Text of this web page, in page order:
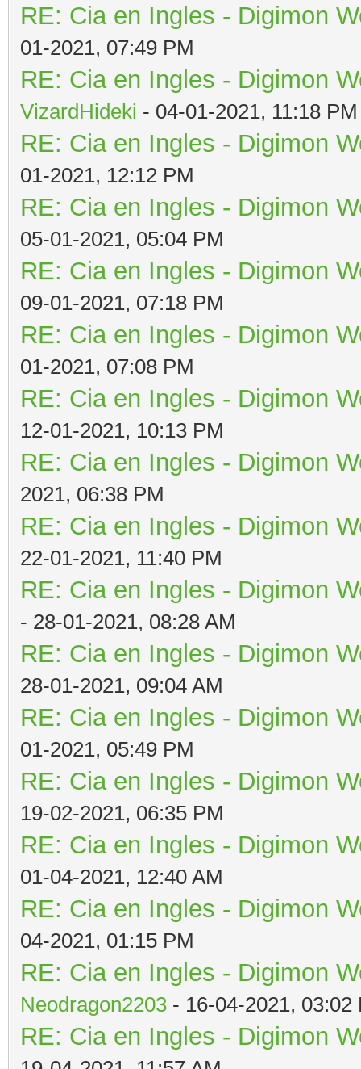
RE: Cia en Ingles - Digimon
01-2021, 07:49 PM
RE: Cia en Ingles - Digimon
VizardHideki - 04-01-2021, 11:18 PM
RE: Cia en Ingles - Digimon
01-2021, 12:12 PM
RE: Cia en Ingles - Digimon
05-01-2021, 05:04 PM
RE: Cia en Ingles - Digimon
09-01-2021, 07:18 PM
RE: Cia en Ingles - Digimon
01-2021, 07:08 PM
RE: Cia en Ingles - Digimon
12-01-2021, 10:13 PM
RE: Cia en Ingles - Digimon
2021, 06:38 PM
RE: Cia en Ingles - Digimon
22-01-2021, 11:40 PM
RE: Cia en Ingles - Digimon
- 28-01-2021, 08:28 AM
RE: Cia en Ingles - Digimon
28-01-2021, 09:04 AM
RE: Cia en Ingles - Digimon
01-2021, 05:49 PM
RE: Cia en Ingles - Digimon
19-02-2021, 06:35 PM
RE: Cia en Ingles - Digimon
01-04-2021, 12:40 AM
RE: Cia en Ingles - Digimon
04-2021, 01:15 PM
RE: Cia en Ingles - Digimon
Neodragon2203 - 16-04-2021, 03:02
RE: Cia en Ingles - Digimon